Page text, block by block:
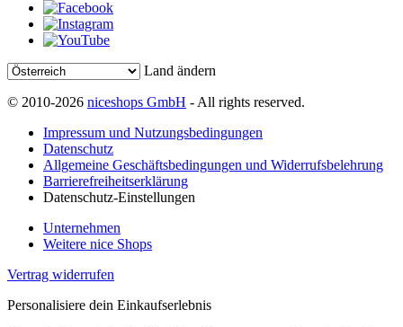
Land ändern
© 2010-2026 niceshops GmbH - All rights reserved.
Impressum und Nutzungsbedingungen
Datenschutz
Allgemeine Geschäftsbedingungen und Widerrufsbelehrung
Barrierefreiheitserklärung
Datenschutz-Einstellungen
Unternehmen
Weitere nice Shops
Vertrag widerrufen
Personalisiere dein Einkaufserlebnis